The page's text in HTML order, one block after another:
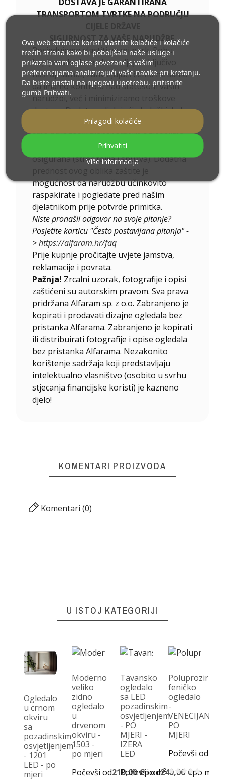
TRANSPORTOM TVRTKE NA PODRUČJU
SIGURNOST ZA VAŠE NARUDŽBE.
Posjedujemo vlastiti vozni park. Robu
kupljenu kod nas dostavljaju isključivo
naši djelatnici, zahvaljujući čemu ne samo
da imamo kontrolu nad statusom vaših
narudžbi, već i minimiziramo troškove
dostave. Dodatno, djelujući ekološki, kako
bi što manje zagađivali okoliš, transport
smo prilagodili transportnim ogledalima -
iz tog razloga naša roba je minimalno
osigurana (streč folija i spužva). Dodatna
mogućnost da narudžbu učinkovito
raspakirate i pogledate pred našim
djelatnikom prije potvrde primitka.
Niste pronašli odgovor na svoje pitanje?
Posjetite karticu "Često postavljana pitanja" -
>https://alfaram.hr/faq
Prije kupnje pročitajte uvjete jamstva,
reklamacije i povrata.
Pažnja! Zrcalni uzorak, fotografije i opisi
zaštićeni su autorskim pravom. Sva prava
pridržana Alfaram sp. z o.o. Zabranjeno je
kopirati i prodavati dizajne ogledala bez
pristanka Alfarama. Zabranjeno je kopirati
ili distribuirati fotografije i opise ogledala
bez pristanka Alfarama. Nezakonito
korištenje sadržaja koji predstavljaju
intelektualno vlasništvo (osobito u svrhu
stjecanja financijske koristi) je kazneno
djelo!
KOMENTARI PROIZVODA
Komentari (0)
U ISTOJ KATEGORIJI
Ogledalo
u crnom
okviru
sa
pozadinskim
osvjetljenjem
- 1201
LED - po
mjeri
Moderno
veliko
zidno
ogledalo
u
drvenom
okviru -
1503 -
po mjeri
Počevši od210,00 €po m²
Tavansko
ogledalo
sa LED
pozadinskim
osvjetljenjem
- PO
MJERI -
IZERA
LED
Počevši od240,00 €po m²
Poluprozirno
feničko
ogledalo
-
PO
MJERI
Počevši od
Ova web stranica koristi vlastite kolačiće i kolačiće
trećih strana kako bi poboljšala naše usluge i
prikazala vam oglase povezane s vašim
preferencijama analizirajući vaše navike pri kretanju.
Da biste pristali na njegovu upotrebu, pritisnite
gumb Prihvati.
Više informacija
Prilagodi kolačiće
Prihvatiti